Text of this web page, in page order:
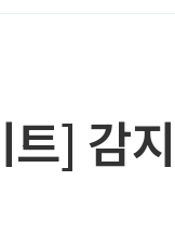
] 감